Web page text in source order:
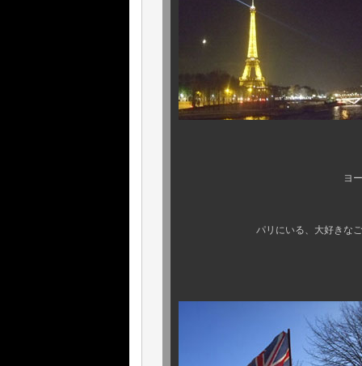
ヨーロッパものに
パリにいる、大好きなご夫妻に